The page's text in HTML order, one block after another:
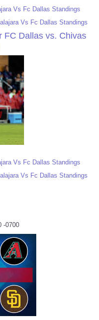
Vs Fc Dallas Standings
Vs Fc Dallas Standings
FC Dallas vs. Chivas
Vs Fc Dallas Standings
Vs Fc Dallas Standings
-0700